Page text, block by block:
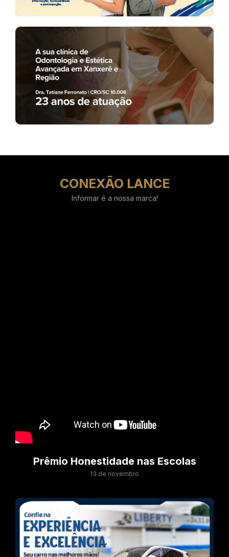
CONEXÃO LANCE
Informar é a nossa marca!
Prêmio Honestidade nas Escolas
13 de novembro